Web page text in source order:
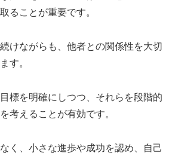
ることが重要です。
けながらも、他者との関係性を大切
す。
標を明確にしつつ、それらを段階的
考えることが有効です。
く、小さな進歩や成功を認め、自己